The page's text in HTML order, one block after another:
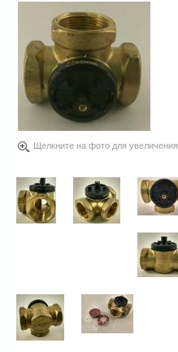
Щелкните на фото для увеличения